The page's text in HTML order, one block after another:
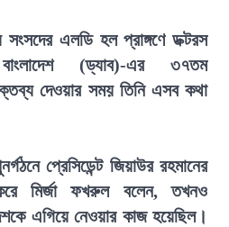
এলডি হল প্রাঙ্গণে ডক্টরস
(ড্যাব)-এর ৩৭তম
বক্তব্য দেওয়ার সময় তিনি এসব কথা
প্রেসিডেন্ট জিয়াউর রহমানের
মির্জা ফখরুল বলেন, তখনও
এগিয়ে নেওয়ার কাজ হয়েছিল।